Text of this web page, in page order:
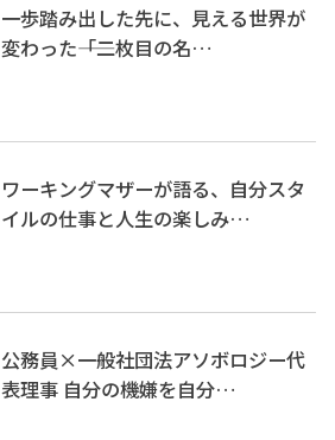
一歩踏み出した先に、見える世界が
変わった――「二枚目の名…
ワーキングマザーが語る、自分スタ
イルの仕事と人生の楽しみ…
公務員×一般社団法アソボロジー代
表理事 自分の機嫌を自分…